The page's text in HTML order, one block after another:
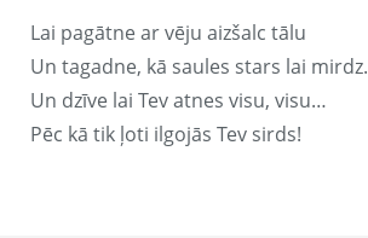
Lai pagātne ar vēju aizšalc tālu
Un tagadne, kā saules stars lai mirdz.
Un dzīve lai Tev atnes visu, visu…
Pēc kā tik ļoti ilgojās Tev sirds!